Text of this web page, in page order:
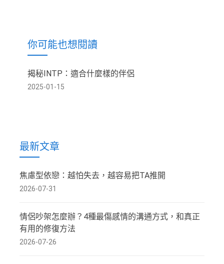
你可能也想閱讀
揭秘INTP：適合什麼樣的伴侶
2025-01-15
最新文章
焦慮型依戀：越怕失去，越容易把TA推開
2026-07-31
情侶吵架怎麼辦？4種最傷感情的溝通方式，和真正
有用的修復方法
2026-07-26